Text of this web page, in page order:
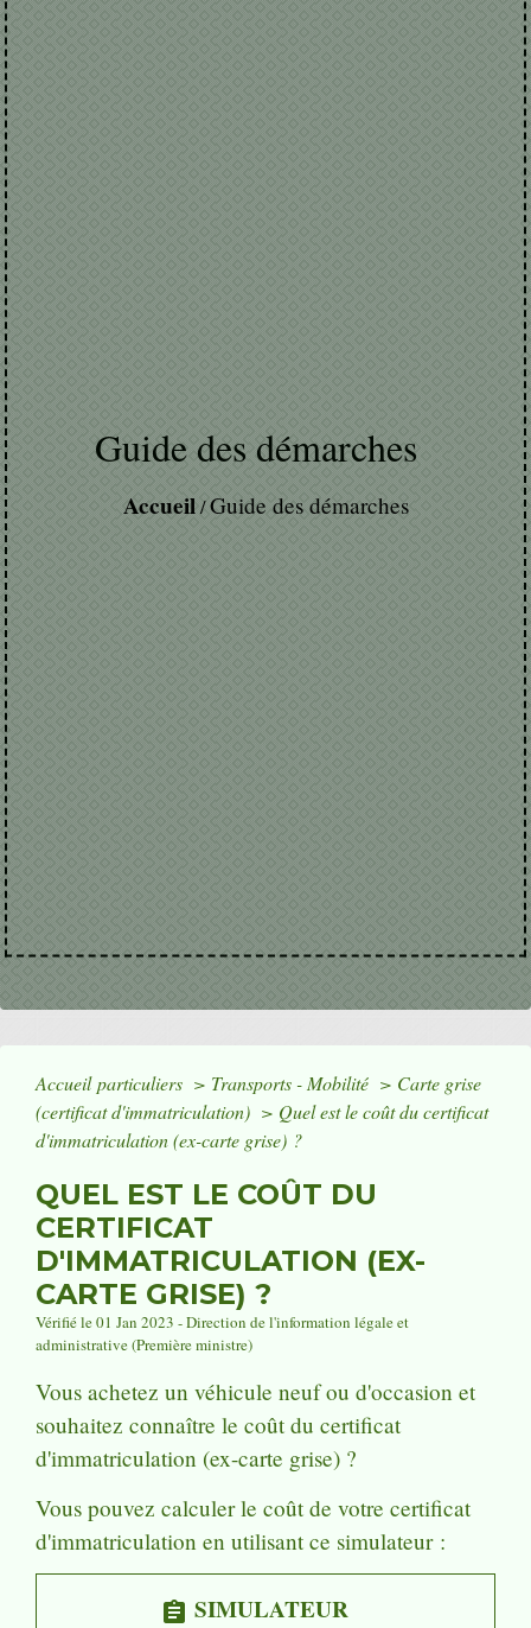
Guide des démarches
Accueil/Guide des démarches
Accueil particuliers > Transports - Mobilité > Carte grise
(certificat d'immatriculation) > Quel est le coût du certificat
d'immatriculation (ex-carte grise) ?
QUEL EST LE COÛT DU
CERTIFICAT
D'IMMATRICULATION (EX-
CARTE GRISE) ?
Vérifié le 01 Jan 2023 - Direction de l'information légale et
administrative (Première ministre)
Vous achetez un véhicule neuf ou d'occasion et
souhaitez connaître le coût du certificat
d'immatriculation (ex-carte grise) ?
Vous pouvez calculer le coût de votre certificat
d'immatriculation en utilisant ce simulateur :
assignment SIMULATEUR